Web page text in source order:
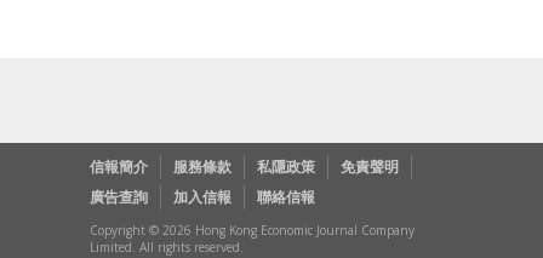
信報簡介 服務條款 私隱政策
免責聲明
廣告查詢
加入信報 聯絡信報
Copyright © 2026 Hong Kong Economic Journal Company
Limited. All rights reserved.